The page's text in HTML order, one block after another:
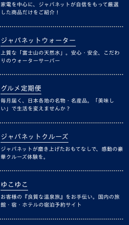
家電を中心に、ジャパネットが自信をもって厳選
した商品だけをご紹介！
ジャパネットウォーター
上質な「富士山の天然水」。安心・安全、こだわ
りのウォーターサーバー
グルメ定期便
毎月届く、日本各地の名物・名産品。「美味し
い」で生活を変えませんか？
ジャパネットクルーズ
ジャパネットが磨き上げたおもてなしで、感動の豪
華クルーズ体験を。
ゆこゆこ
お客様の『良質な温泉旅』をお手伝い。国内の旅
館・宿・ホテルの宿泊予約サイト